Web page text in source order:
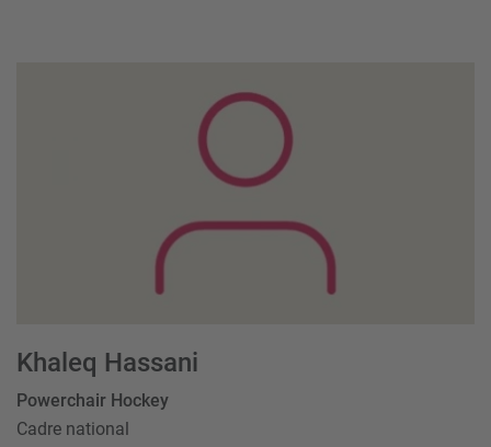
Khaleq Hassani
Powerchair Hockey
Cadre national